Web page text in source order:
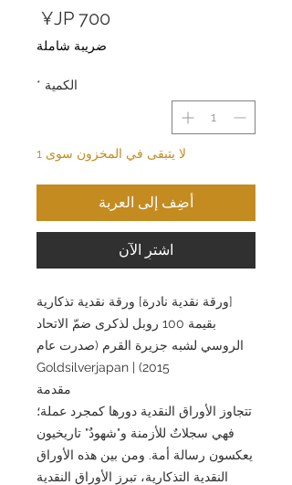
ضريبة شاملة
الكمية *
لا يتبقى في المخزون سوى 1
أضِف إلى العربة
اشترِ الآن
[ورقة نقدية نادرة] ورقة نقدية تذكارية
بقيمة 100 روبل لذكرى ضمّ الاتحاد
الروسي لشبه جزيرة القرم (صدرت عام
2015) | Goldsilverjapan
مقدمة
تتجاوز الأوراق النقدية دورها كمجرد عملة؛
فهي سجلاتٌ للأزمنة و"شهودٌ" تاريخيون
يعكسون رسالة أمة. ومن بين هذه الأوراق
النقدية التذكارية، تبرز الأوراق النقدية